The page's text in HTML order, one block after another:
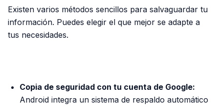
Existen varios métodos sencillos para salvaguardar tu
información. Puedes elegir el que mejor se adapte a
tus necesidades.
Copia de seguridad con tu cuenta de Google:
Android integra un sistema de respaldo automático